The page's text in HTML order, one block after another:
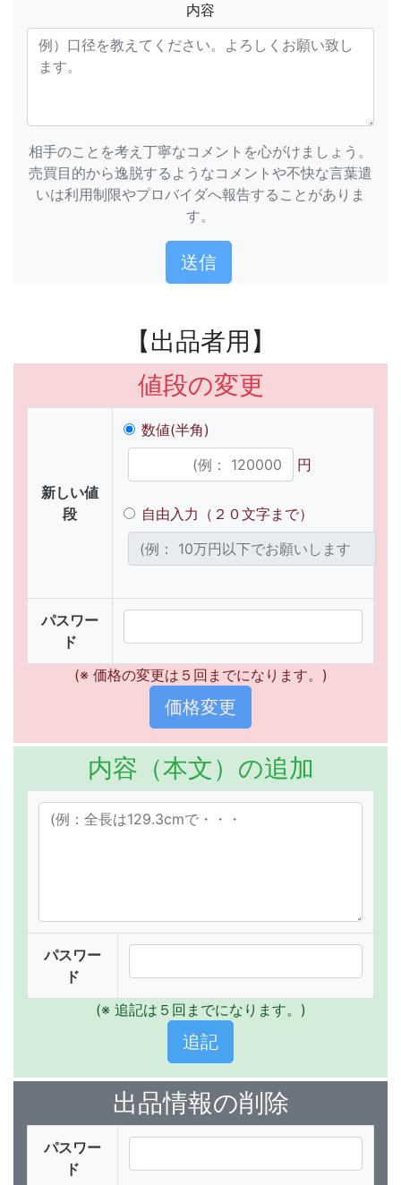
内容
相手のことを考え丁寧なコメントを心がけましょう。
売買目的から逸脱するようなコメントや不快な言葉遣
いは利用制限やプロバイダへ報告することがありま
す。
【出品者用】
値段の変更
新しい値
段
数値(半角)
円
自由入力（２０文字まで）
パスワー
ド
(※ 価格の変更は５回までになります。)
内容（本文）の追加
パスワー
ド
(※ 追記は５回までになります。)
出品情報の削除
パスワー
ド